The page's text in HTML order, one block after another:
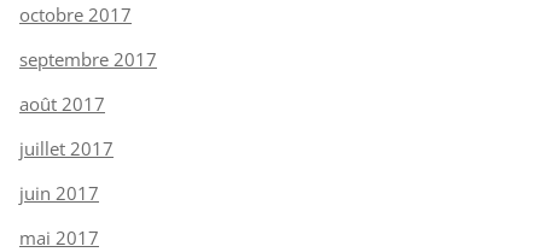
octobre 2017
septembre 2017
août 2017
juillet 2017
juin 2017
mai 2017